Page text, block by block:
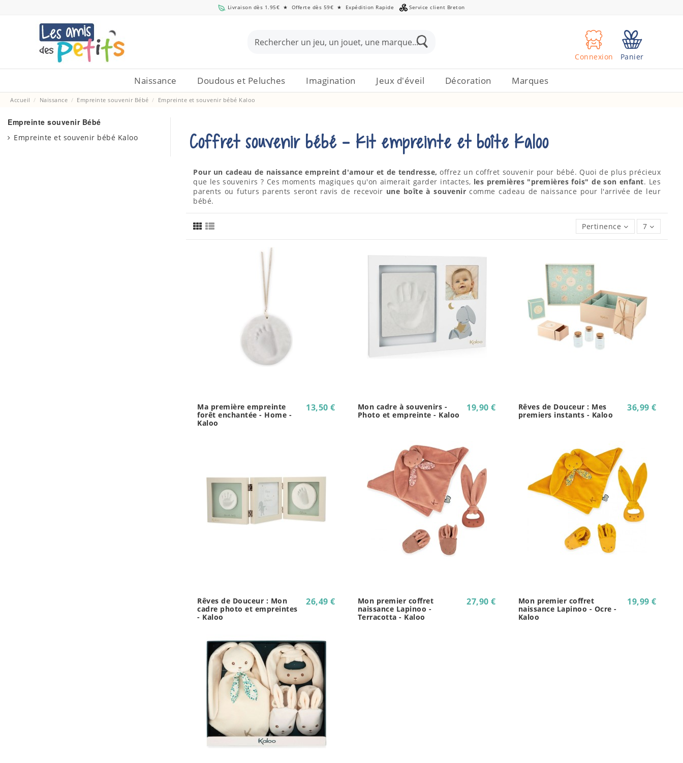
Livraison dès 1.95€ ★ Offerte dès 59€ ★ Expédition Rapide Service client Breton
Connexion Panier
Naissance Doudous et Peluches Imagination Jeux d'éveil Décoration Marques
Accueil Naissance Empreinte souvenir Bébé Empreinte et souvenir bébé Kaloo
Coffret souvenir bébé - Kit empreinte et boîte Kaloo
Pour un cadeau de naissance empreint d'amour et de tendresse, offrez un coffret souvenir pour bébé. Quoi de plus précieux
que les souvenirs ? Ces moments magiques qu'on aimerait garder intactes, les premières "premières fois" de son enfant. Les
parents ou futurs parents seront ravis de recevoir une boîte à souvenir comme cadeau de naissance pour l'arrivée de leur
bébé.
Pertinence 7
Ma première empreinte
forêt enchantée - Home -
Kaloo
13,50 €
Mon cadre à souvenirs -
Photo et empreinte - Kaloo
19,90 €
Rêves de Douceur : Mes
premiers instants - Kaloo
36,99 €
Rêves de Douceur : Mon
cadre photo et empreintes
- Kaloo
26,49 €
Mon premier coffret
naissance Lapinoo -
Terracotta - Kaloo
27,90 €
Mon premier coffret
naissance Lapinoo - Ocre -
Kaloo
19,99 €
Empreinte souvenir Bébé
Empreinte et souvenir bébé Kaloo